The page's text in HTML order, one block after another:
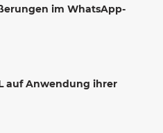
im WhatsApp-
auf Anwendung ihrer